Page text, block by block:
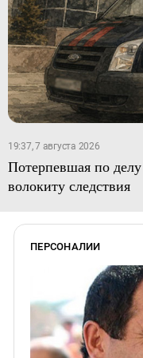
19:37, 7 августа 2026
Потерпевшая по
волокиту следствия
ПЕРСОНАЛИИ